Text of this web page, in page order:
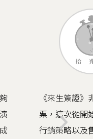
《來生簽證》
票，這次從開
行銷策略以及